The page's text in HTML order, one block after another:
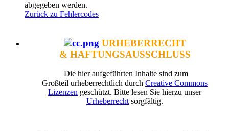
abgegeben werden.
Zurück zu Fehlercodes
URHEBERRECHT
& HAFTUNGSAUSSCHLUSS
Die hier aufgeführten Inhalte sind zum
Großteil urheberrechtlich durch Creative Commons
Lizenzen geschützt. Bitte lesen Sie hierzu unser
Urheberrecht sorgfältig.